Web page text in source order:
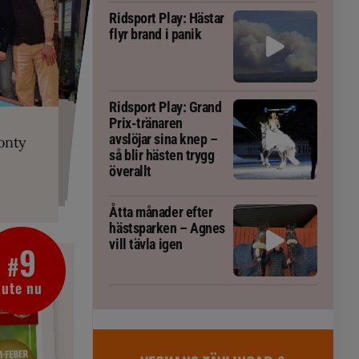
är allt
fång
blivit
tränaren
#9
ute nu
Ridsport Play: Hästar
flyr brand i panik
Ridsport Play: Grand
Prix-tränaren
avslöjar sina knep –
så blir hästen trygg
överallt
Åtta månader efter
hästsparken – Agnes
vill tävla igen